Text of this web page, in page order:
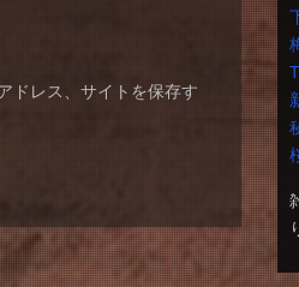
ドレス、サイトを保存す